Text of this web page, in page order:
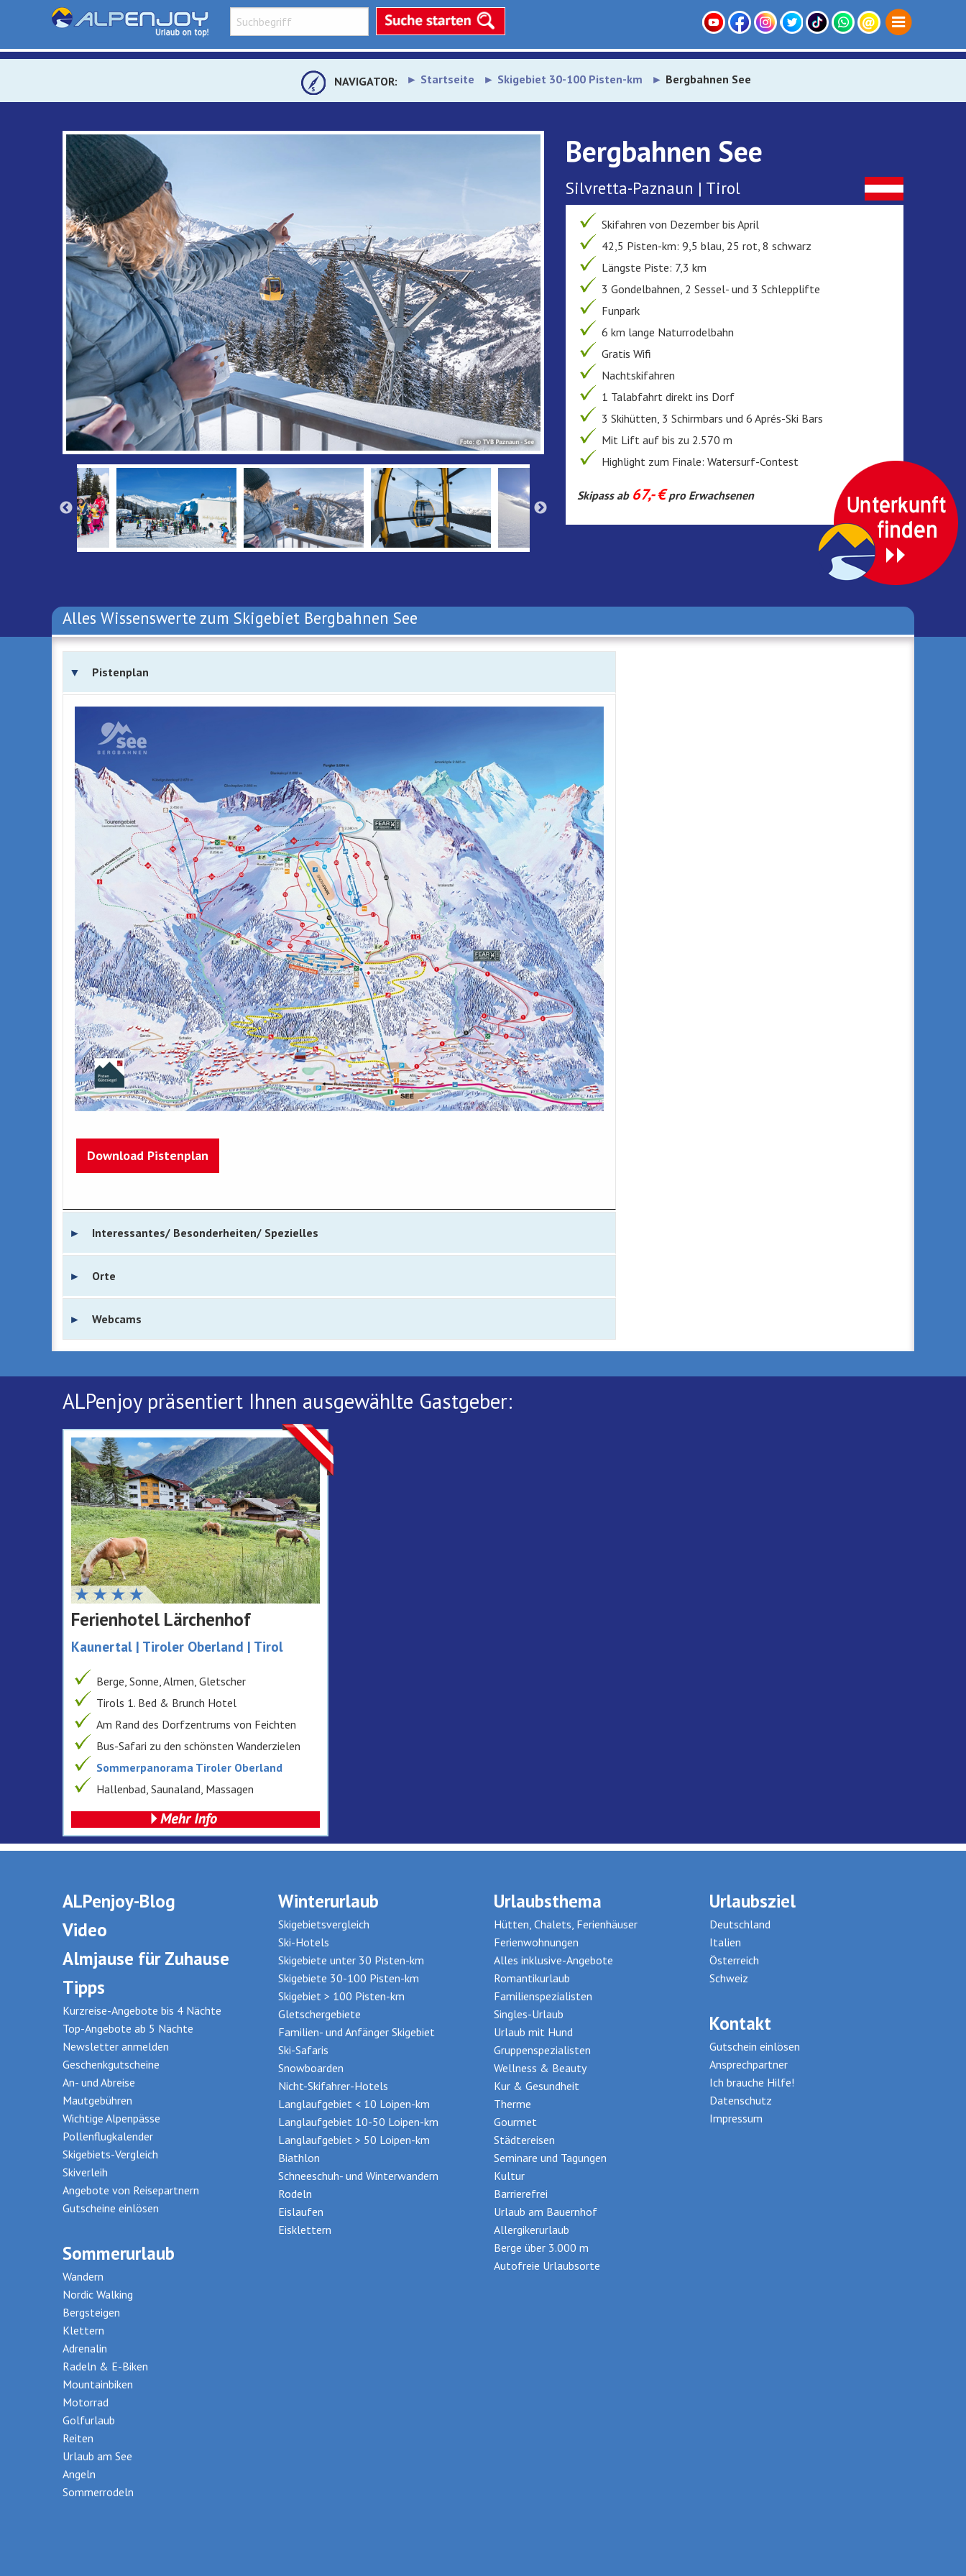
NAVIGATOR: Startseite Skigebiet 30-100 Pisten-km Bergbahnen See
Bergbahnen See
Silvretta-Paznaun | Tirol
Skifahren von Dezember bis April
42,5 Pisten-km: 9,5 blau, 25 rot, 8 schwarz
Längste Piste: 7,3 km
3 Gondelbahnen, 2 Sessel- und 3 Schlepplifte
Funpark
6 km lange Naturrodelbahn
Gratis Wifi
Nachtskifahren
1 Talabfahrt direkt ins Dorf
3 Skihütten, 3 Schirmbars und 6 Aprés-Ski Bars
Mit Lift auf bis zu 2.570 m
Highlight zum Finale: Watersurf-Contest
Skipass ab 67,- €pro Erwachsenen
Alles Wissenswerte zum Skigebiet Bergbahnen See
Pistenplan
Download Pistenplan
Interessantes/ Besonderheiten/ Spezielles
Orte
Webcams
ALPenjoy präsentiert Ihnen ausgewählte Gastgeber:
Ferienhotel Lärchenhof
Kaunertal | Tiroler Oberland | Tirol
Berge, Sonne, Almen, Gletscher
Tirols 1. Bed & Brunch Hotel
Am Rand des Dorfzentrums von Feichten
Bus-Safari zu den schönsten Wanderzielen
Sommerpanorama Tiroler Oberland
Hallenbad, Saunaland, Massagen
Summercard Kaunertal von Mai bis Oktober
inklusive
Geführte Wanderungen und Biketouren
Top Gruppenhotel – der Seniorchchef ist
Reiseleiter
Ideal auch für Motorrad- und Cabrioclubs
Kaunertaler Gletscherstraße, Silvretta
Hochalpenstraße etc.
Mautfreie Anreise -> Fernpass -> Imst ->
Landeck
Preise inklusive Frühstück
ALPenjoy-Blog
Video
Almjause für Zuhause
Tipps
Kurzreise-Angebote bis 4 Nächte
Top-Angebote ab 5 Nächte
Newsletter anmelden
Geschenkgutscheine
An- und Abreise
Mautgebühren
Wichtige Alpenpässe
Pollenflugkalender
Skigebiets-Vergleich
Skiverleih
Angebote von Reisepartnern
Gutscheine einlösen
Sommerurlaub
Wandern
Nordic Walking
Bergsteigen
Klettern
Adrenalin
Radeln & E-Biken
Mountainbiken
Motorrad
Golfurlaub
Reiten
Urlaub am See
Angeln
Sommerrodeln
Winterurlaub
Skigebietsvergleich
Ski-Hotels
Skigebiete unter 30 Pisten-km
Skigebiete 30-100 Pisten-km
Skigebiet > 100 Pisten-km
Gletschergebiete
Familien- und Anfänger Skigebiet
Ski-Safaris
Snowboarden
Nicht-Skifahrer-Hotels
Langlaufgebiet < 10 Loipen-km
Langlaufgebiet 10-50 Loipen-km
Langlaufgebiet > 50 Loipen-km
Biathlon
Schneeschuh- und Winterwandern
Rodeln
Eislaufen
Eisklettern
Urlaubsthema
Hütten, Chalets, Ferienhäuser
Ferienwohnungen
Alles inklusive-Angebote
Romantikurlaub
Familienspezialisten
Singles-Urlaub
Urlaub mit Hund
Gruppenspezialisten
Wellness & Beauty
Kur & Gesundheit
Therme
Gourmet
Städtereisen
Seminare und Tagungen
Kultur
Barrierefrei
Urlaub am Bauernhof
Allergikerurlaub
Berge über 3.000 m
Autofreie Urlaubsorte
Urlaubsziel
Deutschland
Italien
Österreich
Schweiz
Kontakt
Gutschein einlösen
Ansprechpartner
Ich brauche Hilfe!
Datenschutz
Impressum